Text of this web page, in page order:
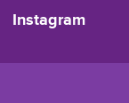
Instagram